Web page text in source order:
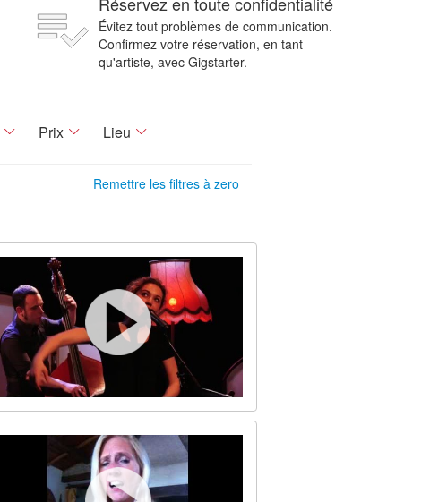
Évitez tout problèmes de communication.
Confirmez votre réservation, en tant
qu'artiste, avec Gigstarter.
Prix Lieu
Remettre les filtres à zero